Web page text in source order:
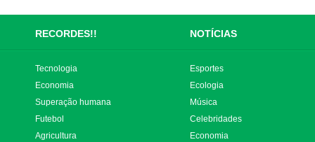
RECORDES!! NOTÍCIAS
Tecnologia
Economia
Superação humana
Futebol
Agricultura
Esportes
Ecologia
Música
Celebridades
Economia